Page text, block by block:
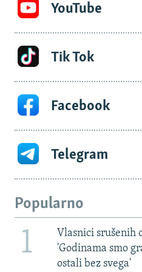
YouTube
Tik Tok
Facebook
Telegram
Popularno
1
Vlasnici srušenih
'Godinama smo
ostali bez svega'